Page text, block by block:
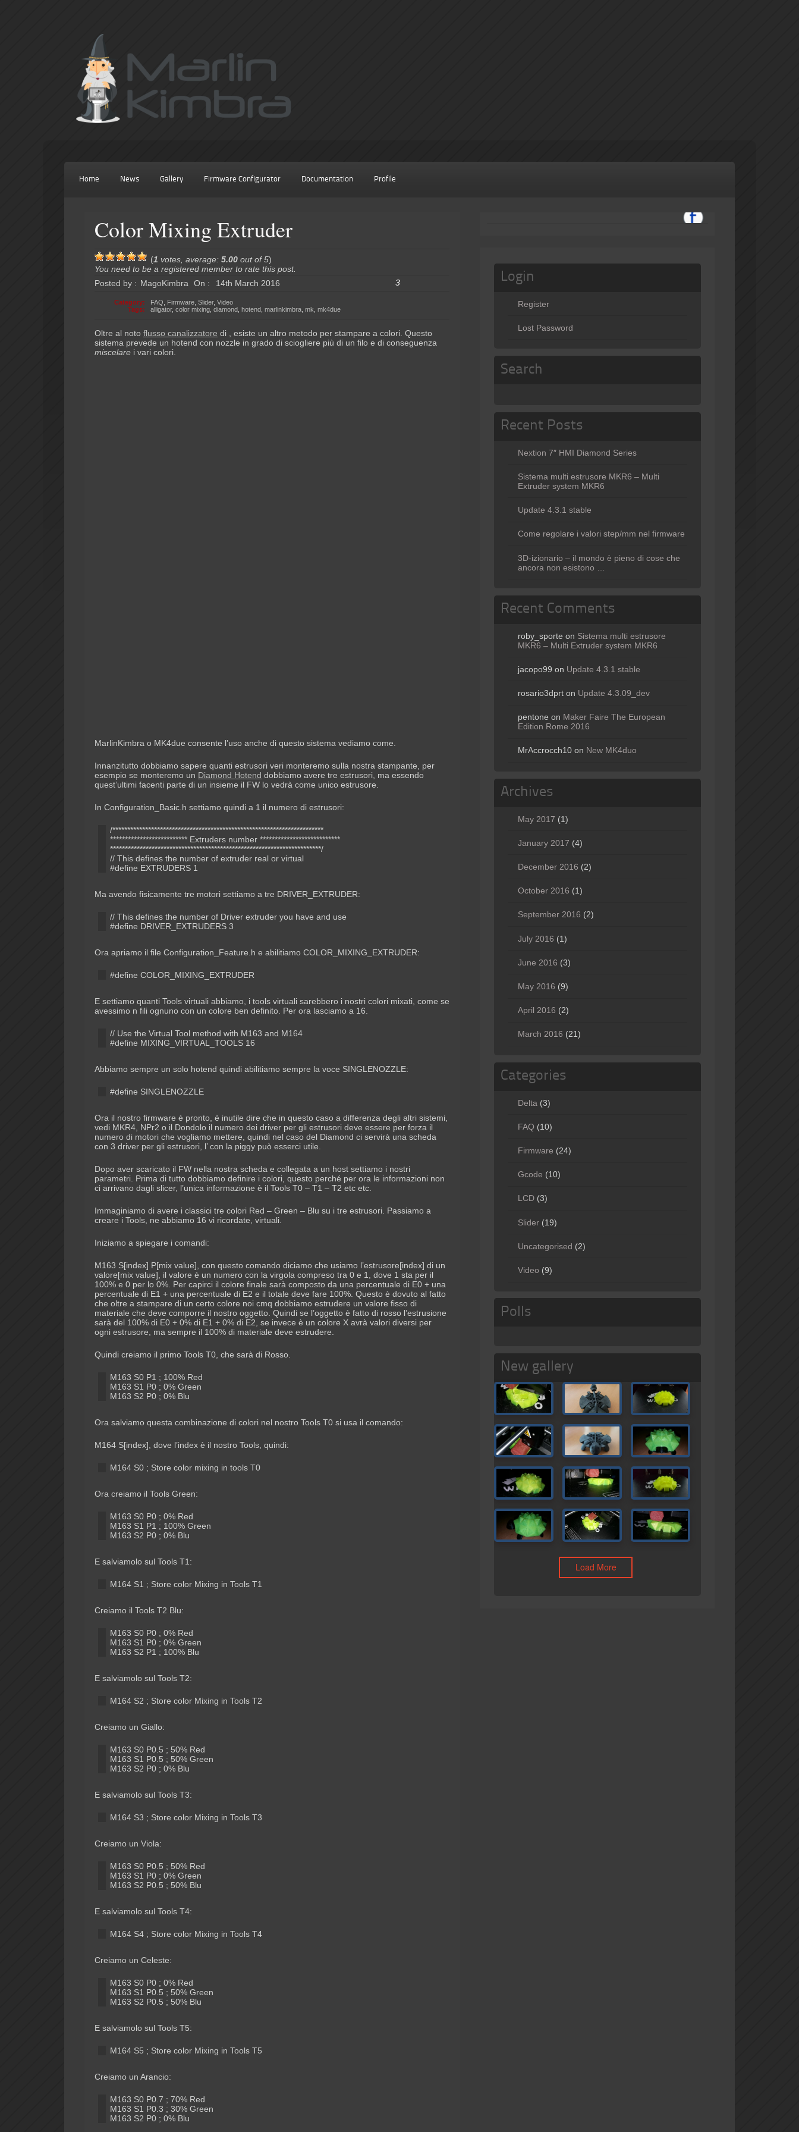
Home News Gallery Firmware Configurator Documentation Profile
Color Mixing Extruder
(1 votes, average: 5.00out of 5)
You need to be a registered member to rate this post.
Posted by : MagoKimbra On : 14th March 2016 3
Category: FAQ Firmware ,Slider,Video
Tags:
alligator,color mixing ,diamond ,hotend ,marlinkimbra ,mk ,mk4due
Oltre al noto flusso canalizzatore di , esiste un altro metodo per stampare a colori. Questo
sistema prevede un hotend con nozzle in grado di sciogliere più di un filo e di conseguenza
miscelarei vari colori.
MarlinKimbra o MK4due consente l’uso anche di questo sistema vediamo come.
Innanzitutto dobbiamo sapere quanti estrusori veri monteremo sulla nostra stampante, per
esempio se monteremo un Diamond Hotend dobbiamo avere tre estrusori, ma essendo
quest’ultimi facenti parte di un insieme il FW lo vedrà come unico estrusore.
In Configuration_Basic.h settiamo quindi a 1 il numero di estrusori:
/***********************************************************************
************************** Extruders number ***************************
***********************************************************************/
// This defines the number of extruder real or virtual
#define EXTRUDERS 1
Ma avendo fisicamente tre motori settiamo a tre DRIVER_EXTRUDER:
// This defines the number of Driver extruder you have and use
#define DRIVER_EXTRUDERS 3
Ora apriamo il file Configuration_Feature.h e abilitiamo COLOR_MIXING_EXTRUDER:
#define COLOR_MIXING_EXTRUDER
E settiamo quanti Tools virtuali abbiamo, i tools virtuali sarebbero i nostri colori mixati, come se
avessimo n fili ognuno con un colore ben definito. Per ora lasciamo a 16.
// Use the Virtual Tool method with M163 and M164
#define MIXING_VIRTUAL_TOOLS 16
Abbiamo sempre un solo hotend quindi abilitiamo sempre la voce SINGLENOZZLE:
#define SINGLENOZZLE
Ora il nostro firmware è pronto, è inutile dire che in questo caso a differenza degli altri sistemi,
vedi MKR4, NPr2 o il Dondolo il numero dei driver per gli estrusori deve essere per forza il
numero di motori che vogliamo mettere, quindi nel caso del Diamond ci servirà una scheda
con 3 driver per gli estrusori, l’ con la piggy può esserci utile.
Dopo aver scaricato il FW nella nostra scheda e collegata a un host settiamo i nostri
parametri. Prima di tutto dobbiamo definire i colori, questo perché per ora le informazioni non
ci arrivano dagli slicer, l’unica informazione è il Tools T0 – T1 – T2 etc etc.
Immaginiamo di avere i classici tre colori Red – Green – Blu su i tre estrusori. Passiamo a
creare i Tools, ne abbiamo 16 vi ricordate, virtuali.
Iniziamo a spiegare i comandi:
M163 S[index] P[mix value], con questo comando diciamo che usiamo l’estrusore[index] di un
valore[mix value], il valore è un numero con la virgola compreso tra 0 e 1, dove 1 sta per il
100% e 0 per lo 0%. Per capirci il colore finale sarà composto da una percentuale di E0 + una
percentuale di E1 + una percentuale di E2 e il totale deve fare 100%. Questo è dovuto al fatto
che oltre a stampare di un certo colore noi cmq dobbiamo estrudere un valore fisso di
materiale che deve comporre il nostro oggetto. Quindi se l’oggetto è fatto di rosso l’estrusione
sarà del 100% di E0 + 0% di E1 + 0% di E2, se invece è un colore X avrà valori diversi per
ogni estrusore, ma sempre il 100% di materiale deve estrudere.
Quindi creiamo il primo Tools T0, che sarà di Rosso.
M163 S0 P1 ; 100% Red
M163 S1 P0 ; 0% Green
M163 S2 P0 ; 0% Blu
Ora salviamo questa combinazione di colori nel nostro Tools T0 si usa il comando:
M164 S[index], dove l’index è il nostro Tools, quindi:
M164 S0 ; Store color mixing in tools T0
Ora creiamo il Tools Green:
M163 S0 P0 ; 0% Red
M163 S1 P1 ; 100% Green
M163 S2 P0 ; 0% Blu
E salviamolo sul Tools T1:
M164 S1 ; Store color Mixing in Tools T1
Creiamo il Tools T2 Blu:
M163 S0 P0 ; 0% Red
M163 S1 P0 ; 0% Green
M163 S2 P1 ; 100% Blu
E salviamolo sul Tools T2:
M164 S2 ; Store color Mixing in Tools T2
Creiamo un Giallo:
M163 S0 P0.5 ; 50% Red
M163 S1 P0.5 ; 50% Green
M163 S2 P0 ; 0% Blu
E salviamolo sul Tools T3:
M164 S3 ; Store color Mixing in Tools T3
Creiamo un Viola:
M163 S0 P0.5 ; 50% Red
M163 S1 P0 ; 0% Green
M163 S2 P0.5 ; 50% Blu
E salviamolo sul Tools T4:
M164 S4 ; Store color Mixing in Tools T4
Creiamo un Celeste:
M163 S0 P0 ; 0% Red
M163 S1 P0.5 ; 50% Green
M163 S2 P0.5 ; 50% Blu
E salviamolo sul Tools T5:
M164 S5 ; Store color Mixing in Tools T5
Creiamo un Arancio:
M163 S0 P0.7 ; 70% Red
M163 S1 P0.3 ; 30% Green
M163 S2 P0 ; 0% Blu
Login
Register
Lost Password
Search
Recent Posts
Nextion 7″ HMI Diamond Series
Sistema multi estrusore MKR6 – Multi
Extruder system MKR6
Update 4.3.1 stable
Come regolare i valori step/mm nel firmware
3D-izionario – il mondo è pieno di cose che
ancora non esistono …
Recent Comments
roby_sporte on Sistema multi estrusore
MKR6 – Multi Extruder system MKR6
jacopo99 on Update 4.3.1 stable
rosario3dprt on Update 4.3.09_dev
pentone on Maker Faire The European
Edition Rome 2016
MrAccrocch10 on New MK4duo
Archives
May 2017 (1)
January 2017 (4)
December 2016 (2)
October 2016 (1)
September 2016 (2)
July 2016 (1)
June 2016 (3)
May 2016 (9)
April 2016 (2)
March 2016 (21)
Categories
Delta (3)
FAQ (10)
Firmware (24)
Gcode (10)
LCD (3)
Slider (19)
Uncategorised (2)
Video (9)
Polls
New gallery
Load More